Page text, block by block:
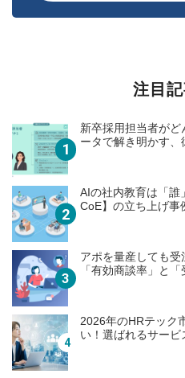
注目
新卒採用担当者が
ータで解き明かす、
AIの社内教育は「誰
CoE】の立ち上げ事
アポを量産しても受
「有効商談率」と
2026年のHRテック
い！選ばれるサービ